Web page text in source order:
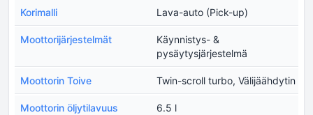
Korimalli Lava-auto (Pick-up)
Moottorijärjestelmät
Käynnistys- &
pysäytysjärjestelmä
Moottorin Toive Twin-scroll turbo, Välijäähdytin
Moottorin öljytilavuus 6.5 l